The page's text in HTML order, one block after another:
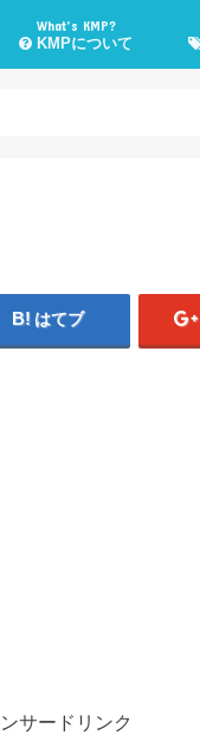
What’s KMP?
KMPについて
はてブ
サードリンク